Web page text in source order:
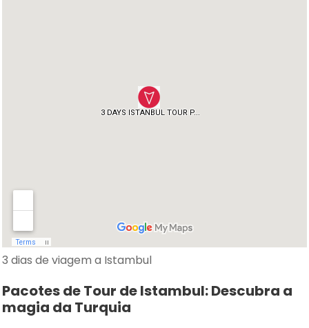
3 dias de viagem a Istambul
Pacotes de Tour de Istambul: Descubra a
magia da Turquia